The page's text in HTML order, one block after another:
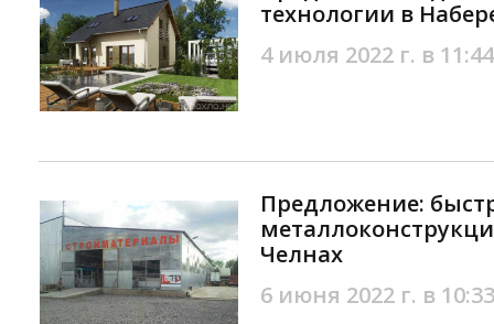
технологии в
4 июля 2022 г. в 11:44
Предложение:
Челнах
6 июня 2022 г. в 10:33